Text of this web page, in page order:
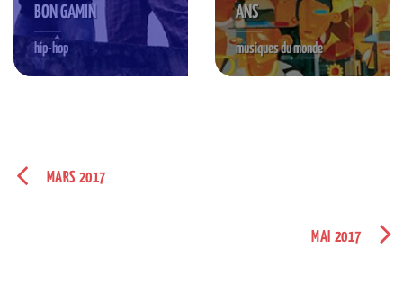
BON GAMIN
hip-hop
ANS
musiques du monde
MARS 2017
MAI 2017